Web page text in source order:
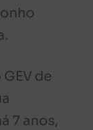
de
7 anos,